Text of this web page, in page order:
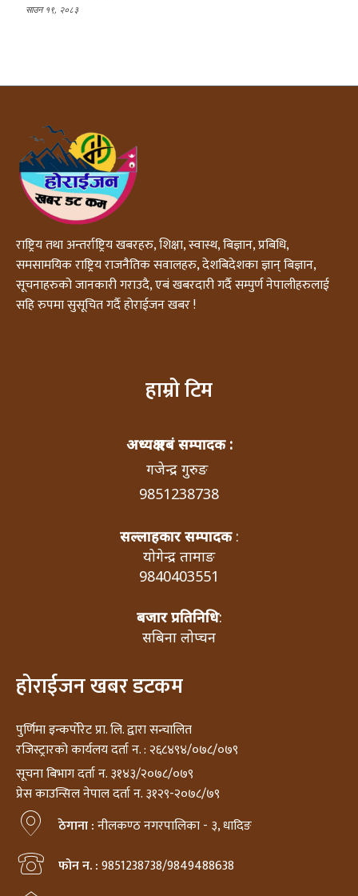
साउन १९, २०८३
राष्ट्रिय तथा अन्तर्राष्ट्रिय खबरहरु, शिक्षा, स्वास्थ, बिज्ञान, प्रबिधि,
समसामयिक राष्ट्रिय राजनैतिक सवालहरु, देशबिदेशका ज्ञान् बिज्ञान,
सूचनाहरुको जानकारी गराउदै, एबं खबरदारी गर्दै सम्पुर्ण नेपालीहरुलाई
सहि रुपमा सुसूचित गर्दै होराईजन खबर !
हाम्रो टिम
अध्यक्ष एबं सम्पादक :
गजेन्द्र गुरुङ
9851238738
सल्लाहकार सम्पादक:
योगेन्द्र तामाङ
9840403551
बजार प्रतिनिधि:
सबिना लोप्चन
होराईजन खबर डटकम
पुर्णिमा इन्कर्पोरेट प्रा. लि. द्वारा सन्चालित
रजिस्ट्रारको कार्यलय दर्ता न. : २६८४९४/०७८/०७९
सूचना बिभाग दर्ता न. ३१४३/२०७८/०७९
प्रेस काउन्सिल नेपाल दर्ता न. ३१२९-२०७८/७९
ठेगाना :नीलकण्ठ नगरपालिका - ३, धादिङ
फोन न. :9851238738/9849488638